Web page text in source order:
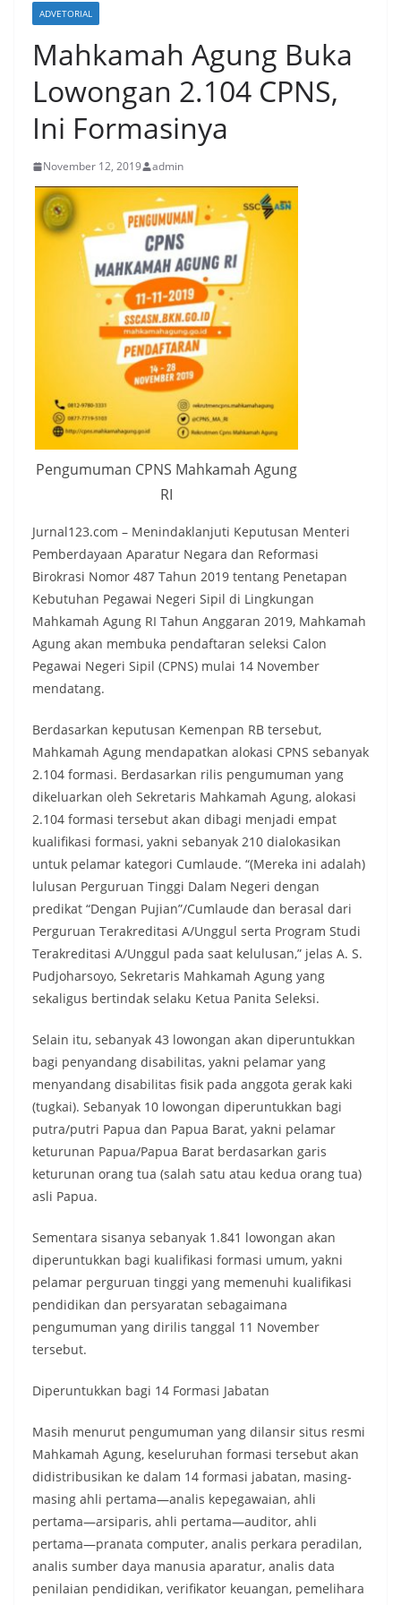
ADVETORIAL
Mahkamah Agung Buka
Lowongan 2.104 CPNS,
Ini Formasinya
November 12, 2019 admin
Pengumuman CPNS Mahkamah Agung
RI
Jurnal123.com – Menindaklanjuti Keputusan Menteri
Pemberdayaan Aparatur Negara dan Reformasi
Birokrasi Nomor 487 Tahun 2019 tentang Penetapan
Kebutuhan Pegawai Negeri Sipil di Lingkungan
Mahkamah Agung RI Tahun Anggaran 2019, Mahkamah
Agung akan membuka pendaftaran seleksi Calon
Pegawai Negeri Sipil (CPNS) mulai 14 November
mendatang.
Berdasarkan keputusan Kemenpan RB tersebut,
Mahkamah Agung mendapatkan alokasi CPNS sebanyak
2.104 formasi. Berdasarkan rilis pengumuman yang
dikeluarkan oleh Sekretaris Mahkamah Agung, alokasi
2.104 formasi tersebut akan dibagi menjadi empat
kualifikasi formasi, yakni sebanyak 210 dialokasikan
untuk pelamar kategori Cumlaude. “(Mereka ini adalah)
lulusan Perguruan Tinggi Dalam Negeri dengan
predikat “Dengan Pujian”/Cumlaude dan berasal dari
Perguruan Terakreditasi A/Unggul serta Program Studi
Terakreditasi A/Unggul pada saat kelulusan,” jelas A. S.
Pudjoharsoyo, Sekretaris Mahkamah Agung yang
sekaligus bertindak selaku Ketua Panita Seleksi.
Selain itu, sebanyak 43 lowongan akan diperuntukkan
bagi penyandang disabilitas, yakni pelamar yang
menyandang disabilitas fisik pada anggota gerak kaki
(tugkai). Sebanyak 10 lowongan diperuntukkan bagi
putra/putri Papua dan Papua Barat, yakni pelamar
keturunan Papua/Papua Barat berdasarkan garis
keturunan orang tua (salah satu atau kedua orang tua)
asli Papua.
Sementara sisanya sebanyak 1.841 lowongan akan
diperuntukkan bagi kualifikasi formasi umum, yakni
pelamar perguruan tinggi yang memenuhi kualifikasi
pendidikan dan persyaratan sebagaimana
pengumuman yang dirilis tanggal 11 November
tersebut.
Diperuntukkan bagi 14 Formasi Jabatan
Masih menurut pengumuman yang dilansir situs resmi
Mahkamah Agung, keseluruhan formasi tersebut akan
didistribusikan ke dalam 14 formasi jabatan, masing-
masing ahli pertama—analis kepegawaian, ahli
pertama—arsiparis, ahli pertama—auditor, ahli
pertama—pranata computer, analis perkara peradilan,
analis sumber daya manusia aparatur, analis data
penilaian pendidikan, verifikator keuangan, pemelihara